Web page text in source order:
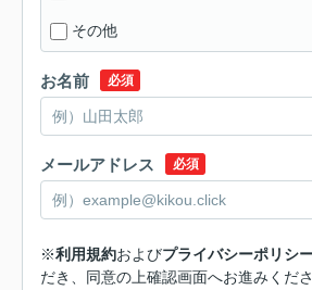
その他
お名前 必須
メールアドレス 必須
※利用規約およびプライバシーポリシ
だき、同意の上確認画面へお進みくださ